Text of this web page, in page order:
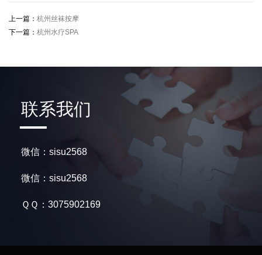
上一篇： 杭州丝袜按摩
下一篇： 杭州水疗SPA
联系我们
微信：sisu2568
微信：sisu2568
ＱＱ：3075902169